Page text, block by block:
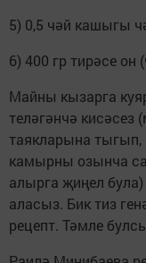
5) 0,5 чәй кашыгы
6) 400 гр тирәсе он
Майны кызарга
теләгәнчә
таякларына
камырны озынча
алырга җиңел
аласыз. Бик тиз
рецепт. Тәмле